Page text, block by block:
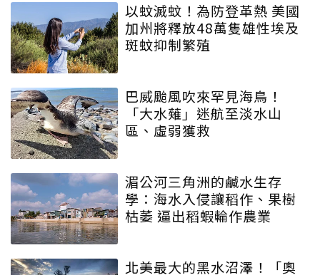
以蚊滅蚊！為防登革熱 美國
加州將釋放48萬隻雄性埃及
斑蚊抑制繁殖
巴威颱風吹來罕見海鳥！
「大水薙」迷航至淡水山
區、虛弱獲救
湄公河三角洲的鹹水生存
學：海水入侵讓稻作、果樹
枯萎 逼出稻蝦輪作農業
北美最大的黑水沼澤！「奧